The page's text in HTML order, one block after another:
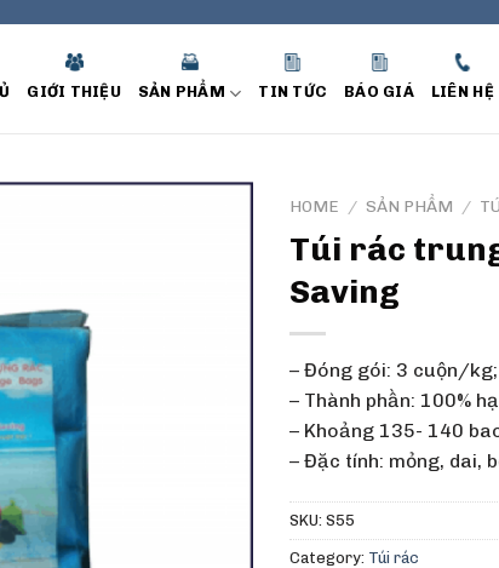
GIỚI THIỆU SẢN PHẨM TIN TỨC BÁO GIÁ LIÊN HỆ
HOME / SẢN PHẨM /
Túi rác
Saving
– Đóng gói: 3 cuộn/
– Thành phần: 100%
– Khoảng 135- 140
– Đặc tính: mỏng, dai,
SKU: S55
Category: Túi rác